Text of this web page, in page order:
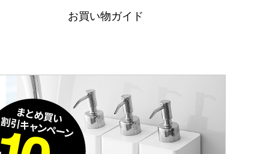
お買い物ガイド